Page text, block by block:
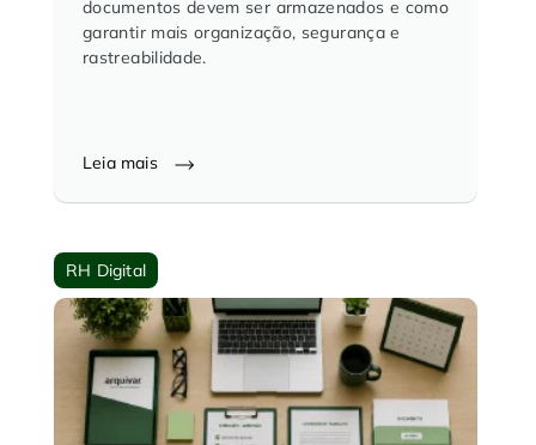
documentos devem ser armazenados e como
garantir mais organização, segurança e
rastreabilidade.
Leia mais
RH Digital